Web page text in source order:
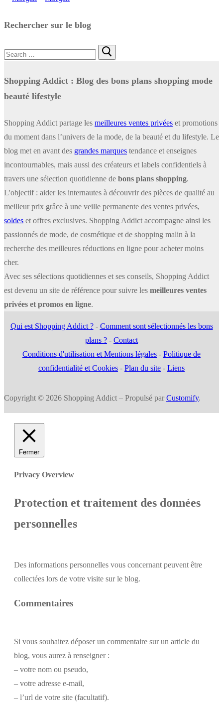
Rechercher sur le blog
Rechercher
Shopping Addict : Blog des bons plans shopping mode
beauté lifestyle
Shopping Addict partage les meilleures ventes privées et promotions
du moment dans l’univers de la mode, de la beauté et du lifestyle. Le
blog met en avant des grandes marques tendance et enseignes
incontournables, mais aussi des créateurs et labels confidentiels à
travers une sélection quotidienne de bons plans shopping.
L'objectif : aider les internautes à découvrir des pièces de qualité au
meilleur prix grâce à une veille permanente des ventes privées,
soldes et offres exclusives. Shopping Addict accompagne ainsi les
passionnés de mode, de cosmétique et de shopping malin à la
recherche des meilleures réductions en ligne pour acheter moins
cher.
Avec ses sélections quotidiennes et ses conseils, Shopping Addict
est devenu un site de référence pour suivre les meilleures ventes
privées et promos en ligne.
Qui est Shopping Addict ?- Comment sont sélectionnés les bons
plans ? - Contact
Conditions d'utilisation et Mentions légales - Politique de
confidentialité et Cookies - Plan du site - Liens
Copyright © 2026 Shopping Addict – Propulsé par Customify.
Fermer
Privacy Overview
Protection et traitement des données
personnelles
Des informations personnelles vous concernant peuvent être
collectées lors de votre visite sur le blog.
Commentaires
Si vous souhaitez déposer un commentaire sur un article du
blog, vous aurez à renseigner :
– votre nom ou pseudo,
– votre adresse e-mail,
– l’url de votre site (facultatif).